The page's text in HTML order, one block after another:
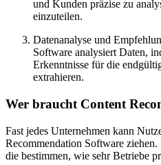
und Kunden präzise zu
einzuteilen.
Datenanalyse und
Software analysiert Daten,
Erkenntnisse für die
extrahieren.
Wer braucht Content
Fast jedes Unternehmen kann
Recommendation Software
die bestimmen, wie sehr Betriebe